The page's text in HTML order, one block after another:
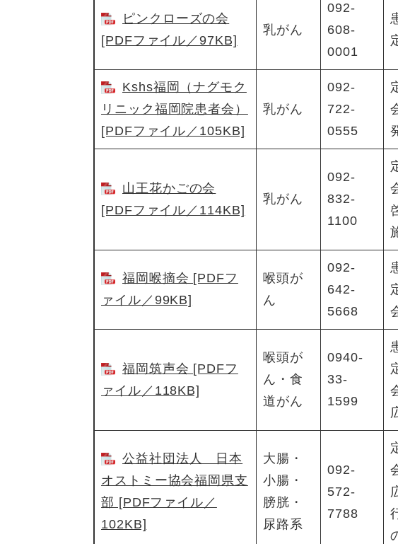
ピンクローズの会
[PDFファイル／97KB]
乳がん
092-
608-
0001
Kshs福岡（ナグモク
リニック福岡院患者会）
[PDFファイル／105KB]
乳がん
092-
722-
0555
山王花かごの会
[PDFファイル／114KB]
乳がん
092-
832-
1100
福岡喉摘会 [PDFフ
ァイル／99KB]
喉頭が
ん
092-
642-
5668
福岡筑声会 [PDFフ
ァイル／118KB]
喉頭が
ん・食
道がん
0940-
33-
1599
公益社団法人 日本
オストミー協会福岡県支
部 [PDFファイル／
102KB]
大腸・
小腸・
膀胱・
尿路系
092-
572-
7788